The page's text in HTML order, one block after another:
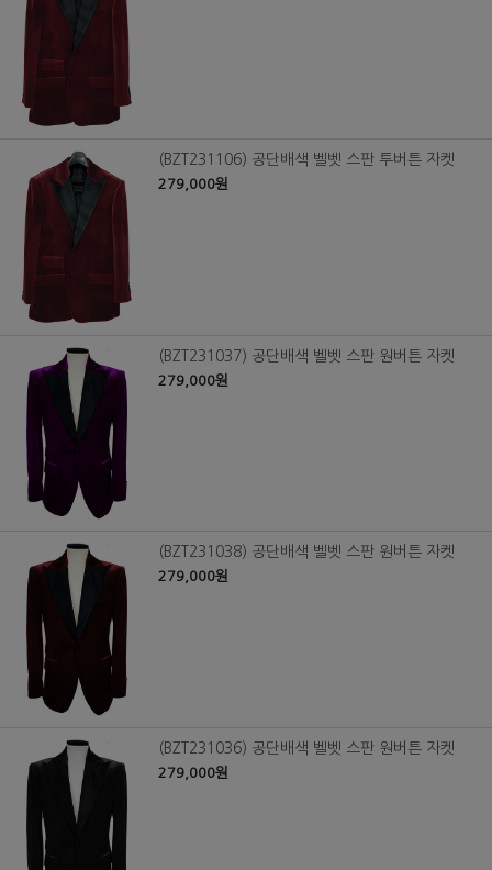
(BZT231106) 공단배색 벨벳 스판 투버튼 자켓
279,000원
(BZT231037) 공단배색 벨벳 스판 원버튼 자켓
279,000원
(BZT231038) 공단배색 벨벳 스판 원버튼 자켓
279,000원
(BZT231036) 공단배색 벨벳 스판 원버튼 자켓
279,000원